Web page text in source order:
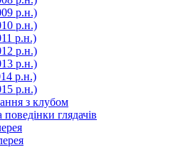
р.н.)
р.н.)
р.н.)
р.н.)
р.н.)
р.н.)
р.н.)
з клубом
глядачів